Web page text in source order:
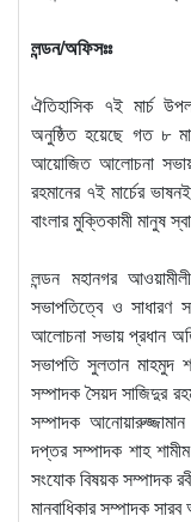
লন্ডন/অফিসঃঃ
ঐতিহাসিক ৭ই মার্চ
অনুষ্ঠিত হয়েছে গত ৮
আয়োজিত আলোচনা সভায়
রহমানের ৭ই মার্চের
বাংলার মুক্তিকামী মানুষ
লন্ডন মহানগর
সভাপতিত্বে ও সাধারণ
আলোচনা সভায় প্রধান
সভাপতি সুলতান মাহমুদ
সম্পাদক সৈয়দ সাজিদুর
সম্পাদক
দপ্তর সম্পাদক শাহ
সংযোক বিষয়ক সম্পাদক
মানবাধিকার সম্পাদক